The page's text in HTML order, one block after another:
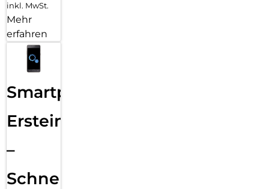
inkl. MwSt.
Mehr
erfahren
Smartphone
Ersteinrichtung
–
Schnelle